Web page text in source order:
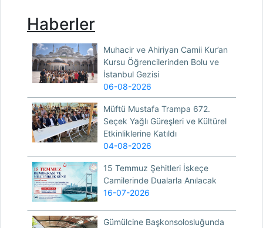
Haberler
Muhacir ve Ahiriyan Camii Kur’an
Kursu Öğrencilerinden Bolu ve
İstanbul Gezisi
06-08-2026
Müftü Mustafa Trampa 672.
Seçek Yağlı Güreşleri ve Kültürel
Etkinliklerine Katıldı
04-08-2026
15 Temmuz Şehitleri İskeçe
Camilerinde Dualarla Anılacak
16-07-2026
Gümülcine Başkonsolosluğunda